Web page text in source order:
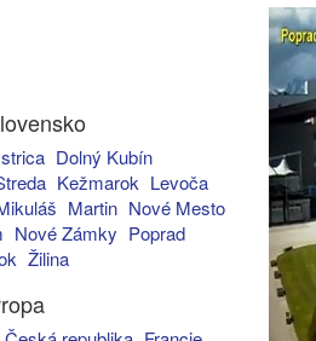
Dolný Kubín
Kežmarok Levoča
Martin Nové Mesto
Nové Zámky Poprad
Žilina